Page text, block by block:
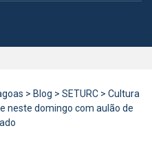
> Blog > SETURC > Cultura
neste domingo com aulão de